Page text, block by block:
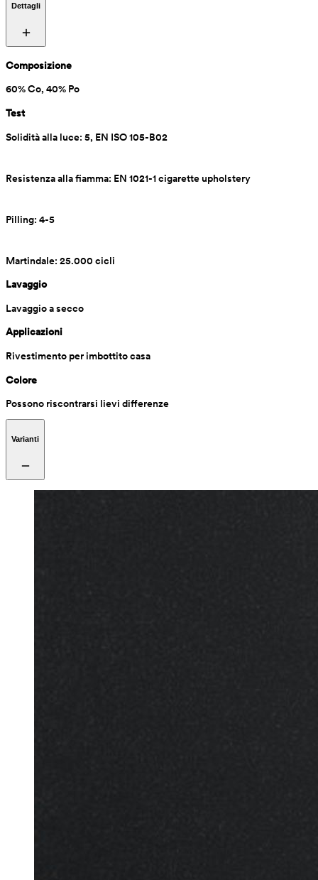
Dettagli
Composizione
60% Co, 40% Po
Test
Solidità alla luce: 5, EN ISO 105-B02
Resistenza alla fiamma: EN 1021-1 cigarette upholstery
Pilling: 4-5
Martindale: 25.000 cicli
Lavaggio
Lavaggio a secco
Applicazioni
Rivestimento per imbottito casa
Colore
Possono riscontrarsi lievi differenze
Varianti